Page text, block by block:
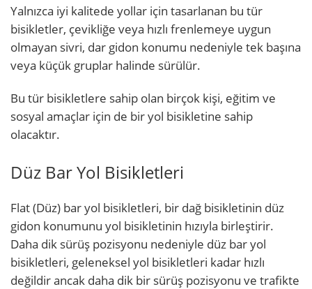
Yalnızca iyi kalitede yollar için tasarlanan bu tür
bisikletler, çevikliğe veya hızlı frenlemeye uygun
olmayan sivri, dar gidon konumu nedeniyle tek başına
veya küçük gruplar halinde sürülür.
Bu tür bisikletlere sahip olan birçok kişi, eğitim ve
sosyal amaçlar için de bir yol bisikletine sahip
olacaktır.
Düz Bar Yol Bisikletleri
Flat (Düz) bar yol bisikletleri, bir dağ bisikletinin düz
gidon konumunu yol bisikletinin hızıyla birleştirir.
Daha dik sürüş pozisyonu nedeniyle düz bar yol
bisikletleri, geleneksel yol bisikletleri kadar hızlı
değildir ancak daha dik bir sürüş pozisyonu ve trafikte